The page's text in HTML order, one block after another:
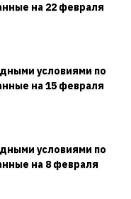
на 22 февраля
условиями по
на 15 февраля
условиями по
на 8 февраля